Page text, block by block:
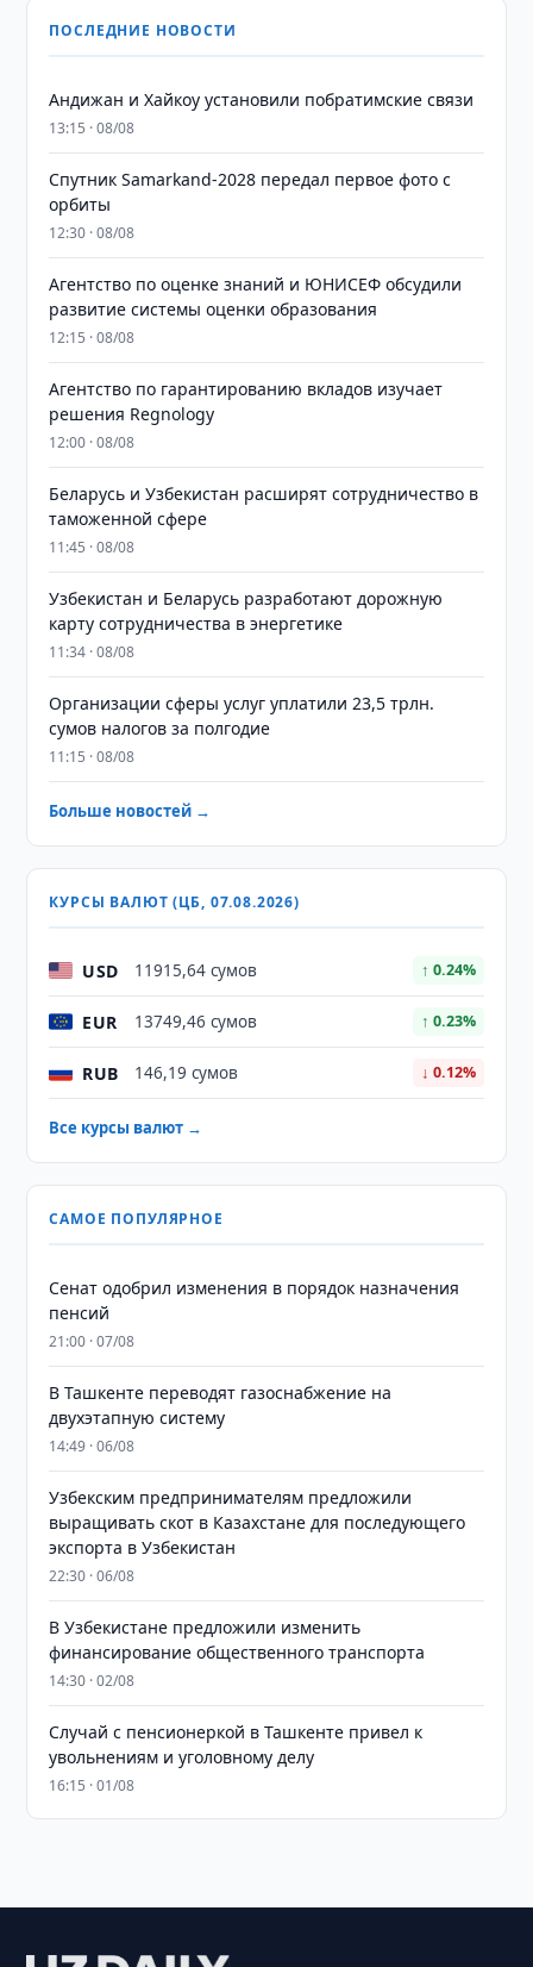
ПОСЛЕДНИЕ НОВОСТИ
Андижан и Хайкоу установили побратимские связи
13:15 · 08/08
Спутник Samarkand-2028 передал первое фото с
орбиты
12:30 · 08/08
Агентство по оценке знаний и ЮНИСЕФ обсудили
развитие системы оценки образования
12:15 · 08/08
Агентство по гарантированию вкладов изучает
решения Regnology
12:00 · 08/08
Беларусь и Узбекистан расширят сотрудничество в
таможенной сфере
11:45 · 08/08
Узбекистан и Беларусь разработают дорожную
карту сотрудничества в энергетике
11:34 · 08/08
Организации сферы услуг уплатили 23,5 трлн.
сумов налогов за полгодие
11:15 · 08/08
Больше новостей →
КУРСЫ ВАЛЮТ (ЦБ, 07.08.2026)
USD 11915,64 сумов ↑ 0.24%
EUR 13749,46 сумов ↑ 0.23%
RUB 146,19 сумов ↓ 0.12%
Все курсы валют →
САМОЕ ПОПУЛЯРНОЕ
Сенат одобрил изменения в порядок назначения
пенсий
21:00 · 07/08
В Ташкенте переводят газоснабжение на
двухэтапную систему
14:49 · 06/08
Узбекским предпринимателям предложили
выращивать скот в Казахстане для последующего
экспорта в Узбекистан
22:30 · 06/08
В Узбекистане предложили изменить
финансирование общественного транспорта
14:30 · 02/08
Случай с пенсионеркой в Ташкенте привел к
увольнениям и уголовному делу
16:15 · 01/08